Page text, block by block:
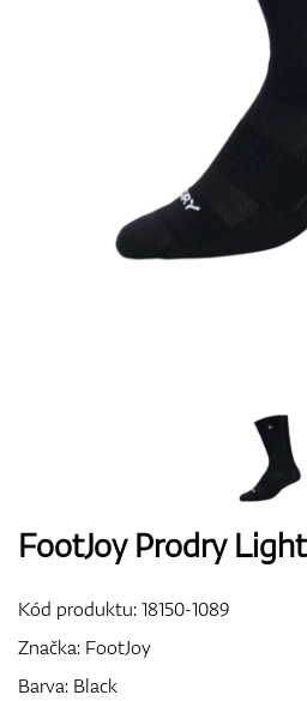
Oblečení
Rukavice
Bagy
FootJoy Prodry
Kód produktu:18150-1089
Značka: FootJoy
Barva: Black